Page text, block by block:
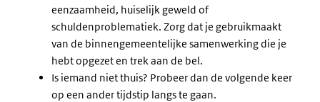
eenzaamheid, huiselijk geweld of
schuldenproblematiek. Zorg dat je gebruikmaakt
van de binnengemeentelijke samenwerking die je
hebt opgezet en trek aan de bel.
Is iemand niet thuis? Probeer dan de volgende keer
op een ander tijdstip langs te gaan.